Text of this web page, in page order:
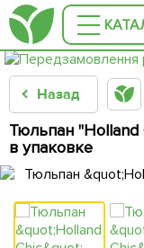
Назад
Тюльпан "Holland
в упаковке